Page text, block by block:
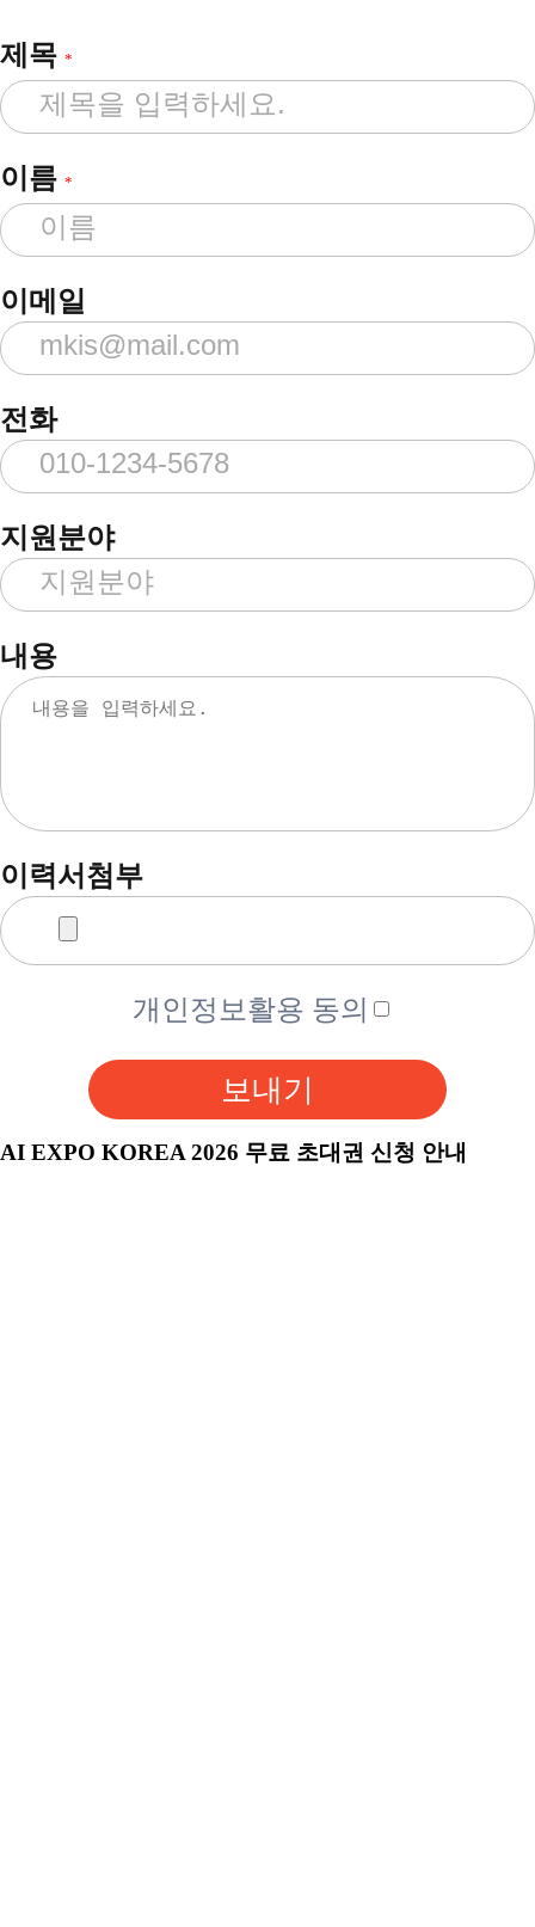
제목 *
이름 *
이메일
전화
지원분야
내용
이력서첨부
개인정보활용 동의
보내기
AI EXPO KOREA 2026 무료 초대권 신청 안내